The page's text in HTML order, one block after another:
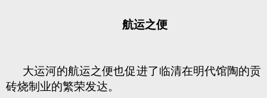
航运之便
大运河的航运之便也促进了临清在明代馆陶的贡
砖烧制业的繁荣发达。